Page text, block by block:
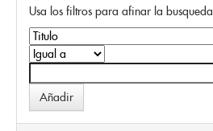
Usa los filtros para afinar la busqueda.